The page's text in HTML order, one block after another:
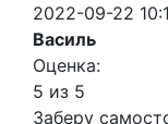
2022-09-22
Василь
Оценка:
5 из 5
Заберу